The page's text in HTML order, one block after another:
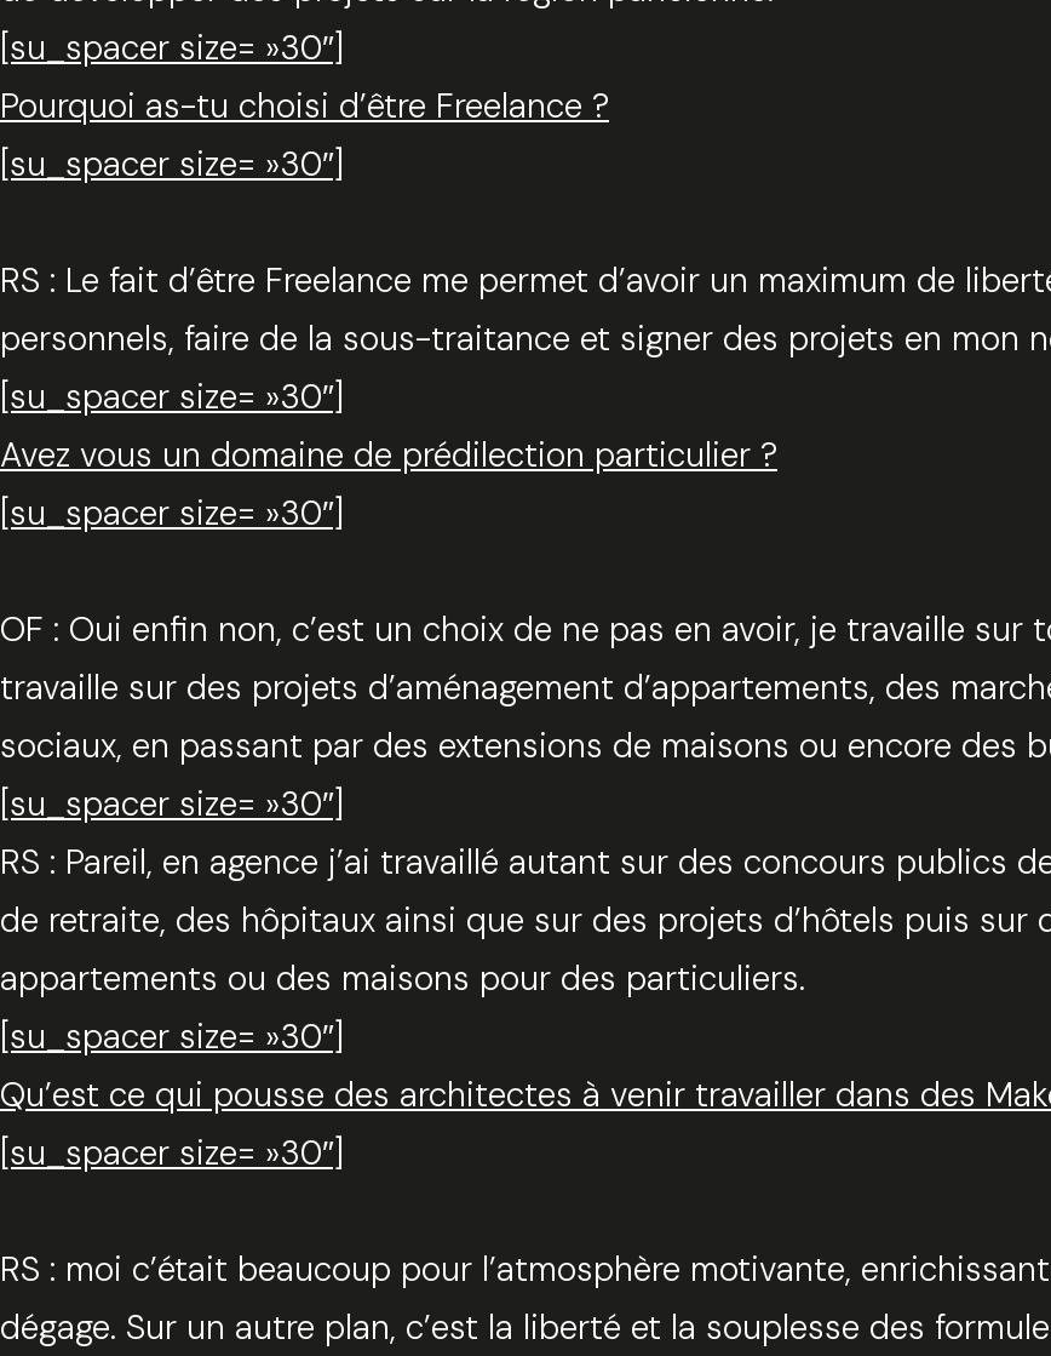
[su_spacer size= »30″]
Pourquoi as-tu choisi d’être Freelance ?
[su_spacer size= »30″]
RS : Le fait d’être Freelance me permet d’avoir un maximum de
personnels, faire de la sous-traitance et signer des projets en mon
[su_spacer size= »30″]
Avez vous un domaine de prédilection particulier ?
[su_spacer size= »30″]
OF : Oui enfin non, c’est un choix de ne pas en avoir, je travaille sur
travaille sur des projets d’aménagement d’appartements, des
sociaux, en passant par des extensions de maisons ou encore des
[su_spacer size= »30″]
RS : Pareil, en agence j’ai travaillé autant sur des concours publics
de retraite, des hôpitaux ainsi que sur des projets d’hôtels puis
appartements ou des maisons pour des particuliers.
[su_spacer size= »30″]
Qu’est ce qui pousse des architectes à venir travailler dans des
[su_spacer size= »30″]
RS : moi c’était beaucoup pour l’atmosphère motivante,
dégage. Sur un autre plan, c’est la liberté et la souplesse des